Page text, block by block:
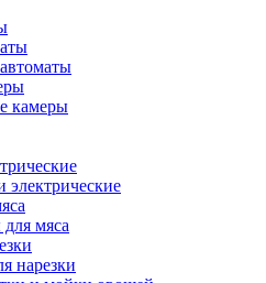
камеры
электрические
мяса
нарезки